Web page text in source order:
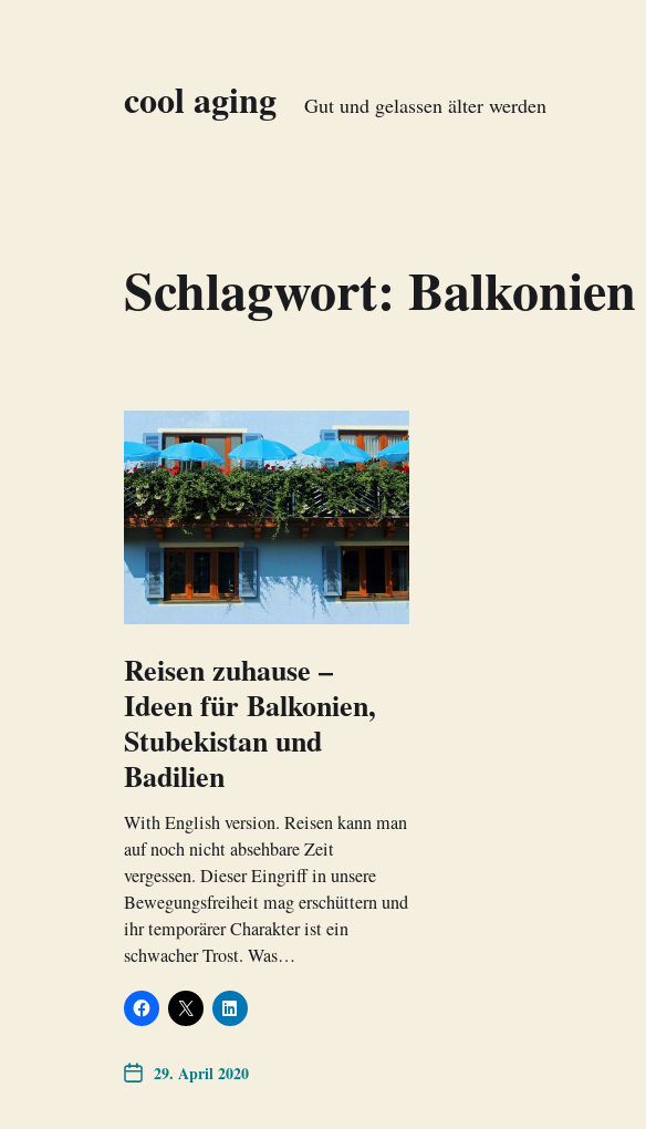
cool aging Gut und gelassen älter werden
Schlagwort: Balkonien
Reisen zuhause –
Ideen für Balkonien,
Stubekistan und
Badilien
With English version. Reisen kann man
auf noch nicht absehbare Zeit
vergessen. Dieser Eingriff in unsere
Bewegungsfreiheit mag erschüttern und
ihr temporärer Charakter ist ein
schwacher Trost. Was…
29. April 2020